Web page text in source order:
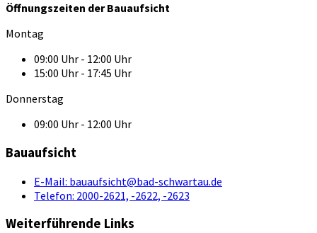
Öffnungszeiten der Bauaufsicht
Montag
09:00 Uhr - 12:00 Uhr
15:00 Uhr - 17:45 Uhr
Donnerstag
09:00 Uhr - 12:00 Uhr
Bauaufsicht
E-Mail: bauaufsicht@bad-schwartau.de
Telefon: 2000-2621, -2622, -2623
Weiterführende Links